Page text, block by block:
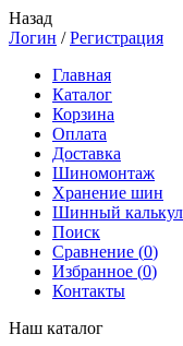
Назад
Логин /Регистрация
Главная
Каталог
Корзина
Оплата
Доставка
Шиномонтаж
Хранение шин
Шинный
Поиск
Сравнение (0)
Избранное (0)
Контакты
Наш каталог